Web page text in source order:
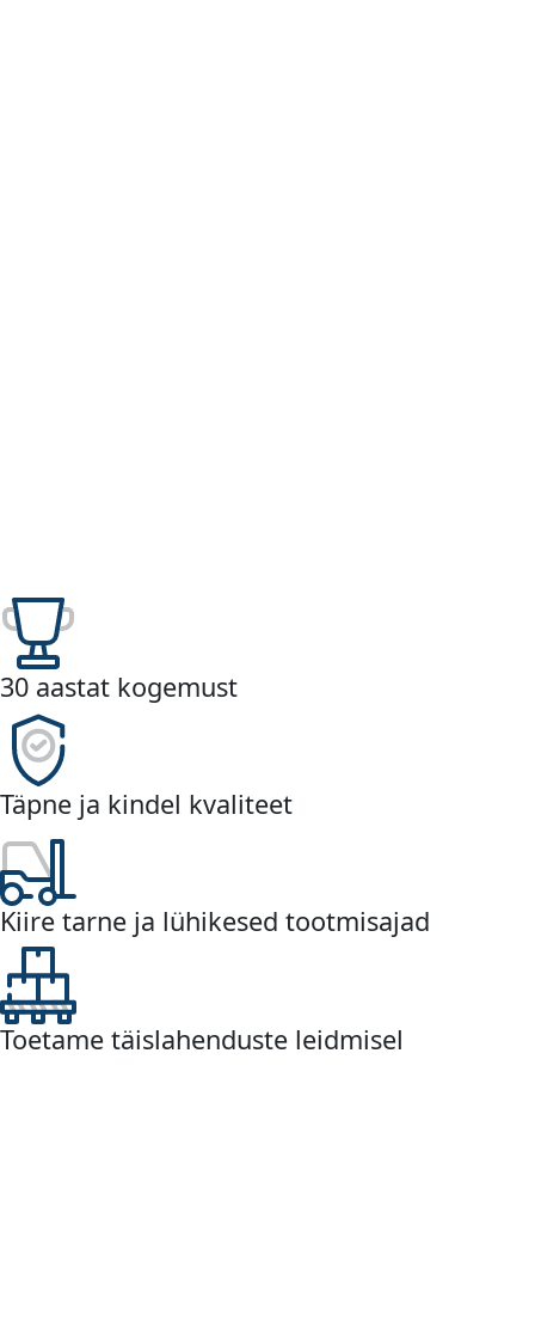
30 aastat kogemust
Täpne ja kindel kvaliteet
Kiire tarne ja lühikesed tootmisajad
Toetame täislahenduste leidmisel